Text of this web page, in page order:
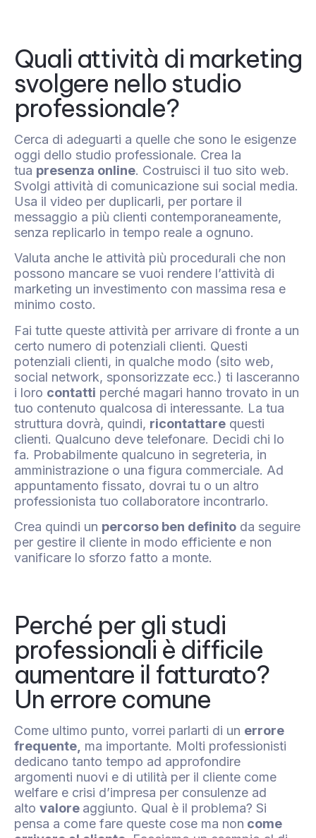
Quali attività di marketing
svolgere nello studio
professionale?
Cerca di adeguarti a quelle che sono le esigenze
oggi dello studio professionale. Crea la
tua presenza online. Costruisci il tuo sito web.
Svolgi attività di comunicazione sui social media.
Usa il video per duplicarli, per portare il
messaggio a più clienti contemporaneamente,
senza replicarlo in tempo reale a ognuno.
Valuta anche le attività più procedurali che non
possono mancare se vuoi rendere l’attività di
marketing un investimento con massima resa e
minimo costo.
Fai tutte queste attività per arrivare di fronte a un
certo numero di potenziali clienti. Questi
potenziali clienti, in qualche modo (sito web,
social network, sponsorizzate ecc.) ti lasceranno
i loro contatti perché magari hanno trovato in un
tuo contenuto qualcosa di interessante. La tua
struttura dovrà, quindi, ricontattare questi
clienti. Qualcuno deve telefonare. Decidi chi lo
fa. Probabilmente qualcuno in segreteria, in
amministrazione o una figura commerciale. Ad
appuntamento fissato, dovrai tu o un altro
professionista tuo collaboratore incontrarlo.
Crea quindi un percorso ben definito da seguire
per gestire il cliente in modo efficiente e non
vanificare lo sforzo fatto a monte.
Perché per gli studi
professionali è difficile
aumentare il fatturato?
Un errore comune
Come ultimo punto, vorrei parlarti di un errore
frequente, ma importante. Molti professionisti
dedicano tanto tempo ad approfondire
argomenti nuovi e di utilità per il cliente come
welfare e crisi d’impresa per consulenze ad
alto valore aggiunto. Qual è il problema? Si
pensa a come fare queste cose ma non come